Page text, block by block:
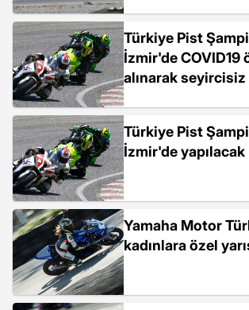
Türkiye Pist
İzmir'de COVID19
alınarak seyircisiz
Türkiye Pist
İzmir'de yapılacak
Yamaha Motor
kadınlara özel